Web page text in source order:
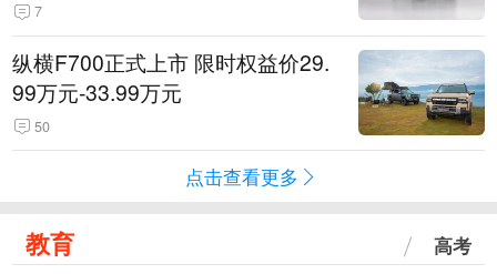
7
纵横F700正式上市 限时权益价29.
99万元-33.99万元
50
点击查看更多
教育 高考